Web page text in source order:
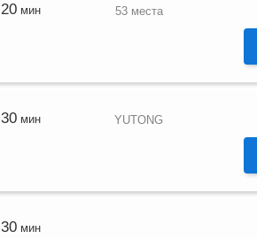
20 мин 53 места
30 мин YUTONG
30 мин